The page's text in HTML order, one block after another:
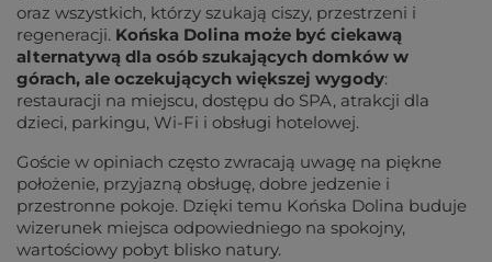
oraz wszystkich, którzy szukają ciszy, przestrzeni i
regeneracji. Końska Dolina może być ciekawą
alternatywą dla osób szukających domków w
górach, ale oczekujących większej wygody:
restauracji na miejscu, dostępu do SPA, atrakcji dla
dzieci, parkingu, Wi-Fi i obsługi hotelowej.
Goście w opiniach często zwracają uwagę na piękne
położenie, przyjazną obsługę, dobre jedzenie i
przestronne pokoje. Dzięki temu Końska Dolina buduje
wizerunek miejsca odpowiedniego na spokojny,
wartościowy pobyt blisko natury.